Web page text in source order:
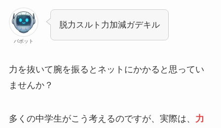
バボット
脱力スルト力加減ガデキル
力を抜いて腕を振るとネットにかかると思ってい
ませんか？
多くの中学生がこう考えるのですが、実際は、 力